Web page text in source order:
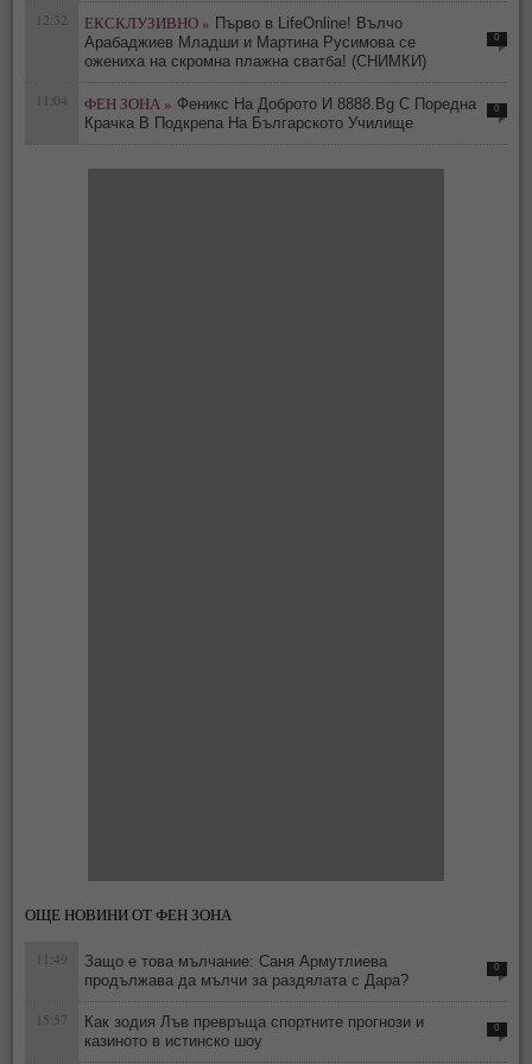
12:32 ЕКСКЛУЗИВНО » Първо в LifeOnline! Вълчо
Арабаджиев Младши и Мартина Русимова сe
oжениха на скромна плажна сватба! (СНИМКИ)
0
11:04 ФЕН ЗОНА » Феникс На Доброто И 8888.Bg С Поредна
Крачка В Подкрепа На Българското Училище
0
ОЩЕ НОВИНИ ОТ ФЕН ЗОНА
11:49
Защо е това мълчание: Саня Армутлиева
продължава да мълчи за раздялата с Дара?
0
15:57
Как зодия Лъв превръща спортните прогнози и
казиното в истинско шоу
0